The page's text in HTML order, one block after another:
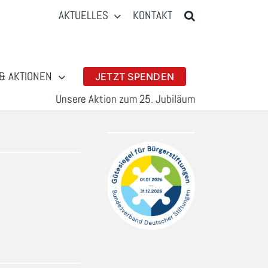
AKTUELLES KONTAKT
AKTIONEN JETZT SPENDEN
Unsere Aktion zum 25. Jubiläum